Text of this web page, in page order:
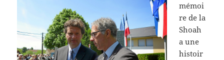
mémoi
re de la
Shoah
a une
histoir